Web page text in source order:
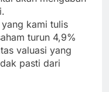
kami tulis
turun 4,9%
valuasi yang
pasti dari